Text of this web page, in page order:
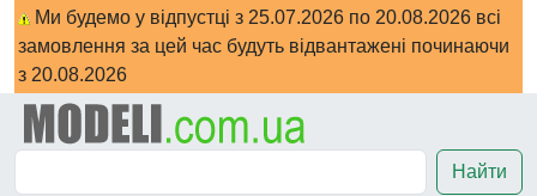
Ми будемо у відпустці з 25.07.2026 по 20.08.2026 всі
замовлення за цей час будуть відвантажені починаючи
з 20.08.2026
Найти